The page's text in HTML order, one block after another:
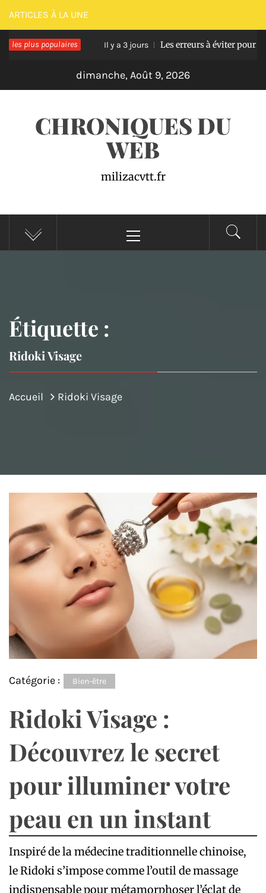
Passer
au
contenu
ARTICLES À LA UNE
les plus populaires
en bois Il y a 3 jours Les erreurs à éviter pour réussir
dimanche, Août 9, 2026
CHRONIQUES DU
WEB
milizacvtt.fr
principal
Étiquette :
Ridoki Visage
Accueil Ridoki Visage
Catégorie : Bien-être
Ridoki Visage :
Découvrez le secret
pour illuminer votre
peau en un instant
Inspiré de la médecine traditionnelle chinoise,
le Ridoki s’impose comme l’outil de massage
indispensable pour métamorphoser l’éclat de